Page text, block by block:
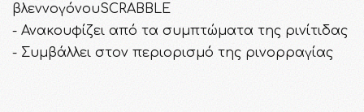
βλεννογόνουSCRABBLE
- Ανακουφίζει από τα συμπτώματα της ρινίτιδας
- Συμβάλλει στον περιορισμό της ρινορραγίας